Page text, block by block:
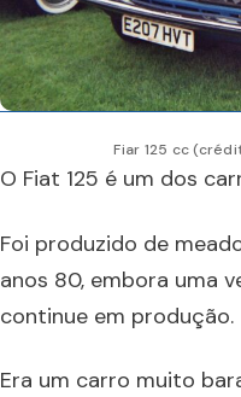
Fiar 125 cc
O Fiat 125 é um dos
Foi produzido de
anos 80, embora uma
continue em produção.
Era um carro muito